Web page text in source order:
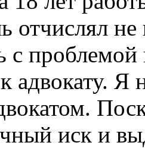
отчислял
с
адвокату. Я
иск и